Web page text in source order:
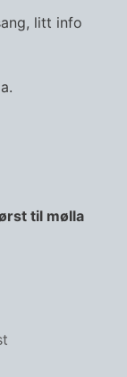
litt info
til mølla